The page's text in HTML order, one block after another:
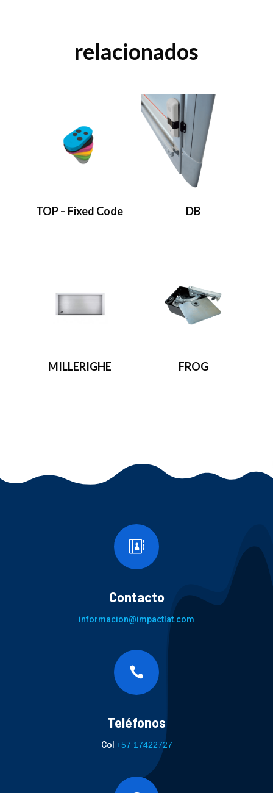
relacionados
TOP – Fixed Code DB
MILLERIGHE FROG

Contacto
informacion@impactlat.com

Teléfonos
Col +57 17422727